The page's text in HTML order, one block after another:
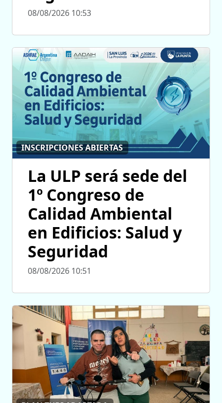
08/08/2026 10:53
INSCRIPCIONES ABIERTAS
La ULP será sede del
1º Congreso de
Calidad Ambiental
en Edificios: Salud y
Seguridad
08/08/2026 10:51